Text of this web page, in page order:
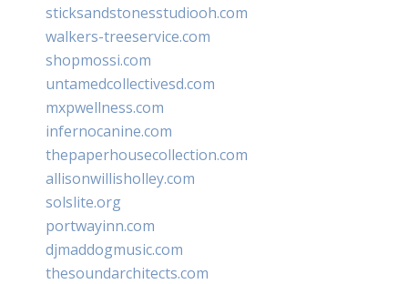
sticksandstonesstudiooh.com
walkers-treeservice.com
shopmossi.com
untamedcollectivesd.com
mxpwellness.com
infernocanine.com
thepaperhousecollection.com
allisonwillisholley.com
solslite.org
portwayinn.com
djmaddogmusic.com
thesoundarchitects.com